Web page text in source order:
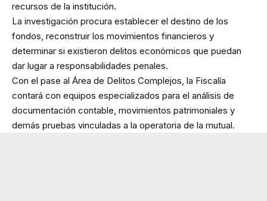
recursos de la institución.
La investigación procura establecer el destino de los
fondos, reconstruir los movimientos financieros y
determinar si existieron delitos económicos que puedan
dar lugar a responsabilidades penales.
Con el pase al Área de Delitos Complejos, la Fiscalía
contará con equipos especializados para el análisis de
documentación contable, movimientos patrimoniales y
demás pruebas vinculadas a la operatoria de la mutual.